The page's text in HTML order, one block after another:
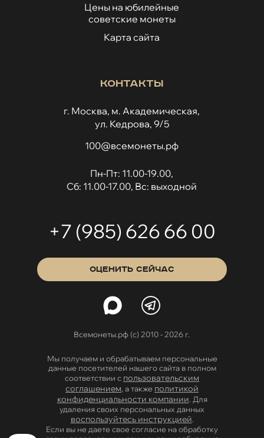
Цены на юбилейные
советские монеты
Карта сайта
Контакты
г. Москва, м. Академическая,
ул. Кедрова, 9/5
100@всемонеты.рф
Пн-Пт: 11.00-19.00,
Сб: 11.00-17.00, Вс: выходной
+7 (985) 626 66 00
ОЦЕНИТЬ СЕЙЧАС
Всемонеты.рф (с) 2010 - 2026 г.
Мы получаем и обрабатываем персональные
данные посетителей нашего сайта в полном
соответствии с пользовательским
соглашением, а также политикой
конфиденциальности компании. Для
удаления своих персональных данных
воспользуйтесь инструкцией.
Если вы не даете свое согласие на обработку